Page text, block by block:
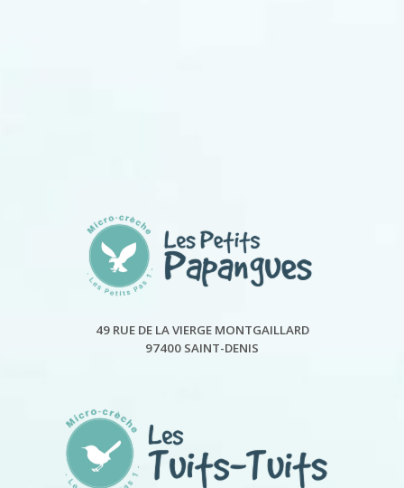
49 RUE DE LA VIERGE MONTGAILLARD
97400 SAINT-DENIS